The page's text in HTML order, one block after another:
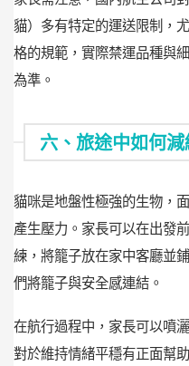
貓）多有特定的運送限制，
格的規範，實際禁運品種與
為準。
六、旅途中如何
貓咪是地盤性極強的生物，
產生壓力。家長可以在出發
練，將籠子放在家中客廳並
們將籠子與安全感連結。
在航行過程中，家長可以噴
對於維持情緒平穩有正面幫